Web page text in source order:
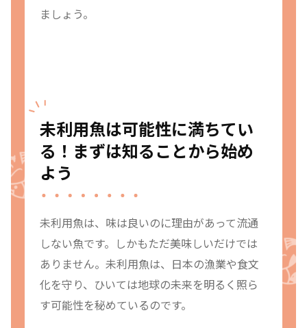
ましょう。
未利用魚は可能性に満ちてい
る！まずは知ることから始め
よう
未利用魚は、味は良いのに理由があって流通
しない魚です。しかもただ美味しいだけでは
ありません。未利用魚は、日本の漁業や食文
化を守り、ひいては地球の未来を明るく照ら
す可能性を秘めているのです。